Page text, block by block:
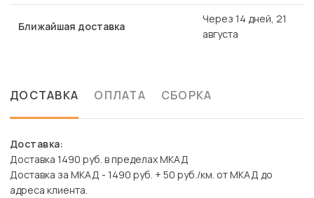
Ближайшая доставка
Через 14 дней, 21
августа
ДОСТАВКА ОПЛАТА СБОРКА
Доставка:
Доставка 1490 руб. в пределах МКАД
Доставка за МКАД - 1490 руб. + 50 руб./км. от МКАД до
адреса клиента.